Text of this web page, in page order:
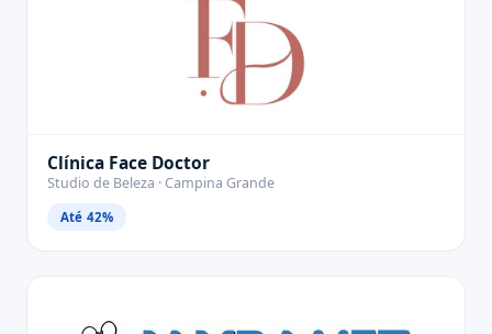
Clínica Face Doctor
Studio de Beleza · Campina Grande
Até 42%